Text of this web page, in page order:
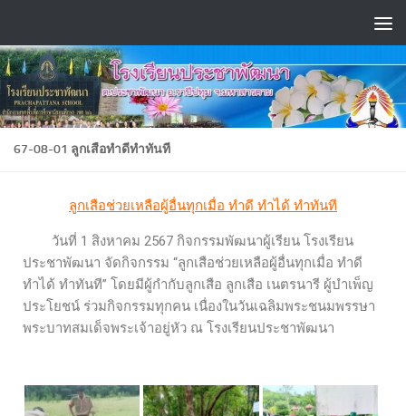
67-08-01 ลูกเสือทำดีทำทันที
ลูกเสือช่วยเหลือผู้อื่นทุกเมื่อ ทำดี ทำได้ ทำทันที
วันที่ 1 สิงหาคม 2567 กิจกรรมพัฒนาผู้เรียน โรงเรียน
ประชาพัฒนา จัดกิจกรรม “ลูกเสือช่วยเหลือผู้อื่นทุกเมื่อ ทำดี
ทำได้ ทำทันที” โดยมีผู้กำกับลูกเสือ ลูกเสือ เนตรนารี ผู้บำเพ็ญ
ประโยชน์ ร่วมกิจกรรมทุกคน เนื่องในวันเฉลิมพระชนมพรรษา
พระบาทสมเด็จพระเจ้าอยู่หัว ณ โรงเรียนประชาพัฒนา